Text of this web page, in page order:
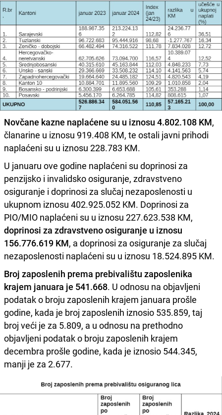
Novčane kazne naplaćene su u iznosu 4.802.108 KM,
članarine u iznosu 919.408 KM, te ostali javni prihodi
naplaćeni su u iznosu 228.783 KM.
U januaru ove godine naplaćeni su doprinosi za
penzijsko i invalidsko osiguranje, zdravstveno
osiguranje i doprinosi za slučaj nezaposlenosti u
ukupnom iznosu 402.925.052 KM. Doprinosi za
PIO/MIO naplaćeni su u iznosu 227.623.538 KM,
doprinosi za zdravstveno osiguranje u iznosu
156.776.619 KM, a doprinosi za osiguranje za slučaj
nezaposlenosti naplaćeni su u iznosu 18.524.895 KM.
Broj zaposlenih prema prebivalištu zaposlenika
krajem januara je 541.668. U odnosu na objavljeni
podatak o broju zaposlenih krajem januara prošle
godine, kada je broj zaposlenih iznosio 535.859, taj
broj veći je za 5.809, a u odnosu na prethodno
objavljeni podatak o broju zaposlenih krajem
decembra prošle godine, kada je iznosio 544.345,
manji je za 2.677.